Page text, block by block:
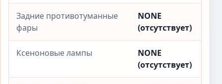
Задние противотуманные
фары
NONE
(отсутствует)
Ксеноновые лампы
NONE
(отсутствует)